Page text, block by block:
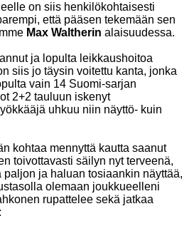
on siis henkilökohtaisesti
että pääsen tekemään sen
Max Waltherin alaisuudessa.
ja lopulta leikkaushoitoa
siis jo täysin voitettu kanta, jonka
vain 14 Suomi-sarjan
2+2 tauluun iskenyt
uhkuu niin näyttö- kuin
kohtaa mennyttä kautta saanut
toivottavasti säilyn nyt terveenä,
ja haluan tosiaankin näyttää,
olemaan joukkueelleni
rupattelee sekä jatkaa